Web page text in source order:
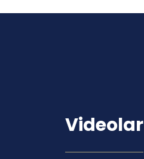
Videolar